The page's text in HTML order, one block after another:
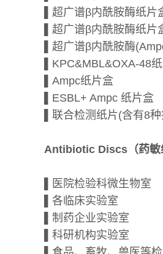
▌超广谱β内酰胺酶纸片
▌超广谱β内酰胺酶纸片
▌超广谱β内酰胺酶
▌KPC&MBL&OXA-48
▌Ampc纸片盒
▌ESBL+ Ampc 纸片盒
▌联合检测纸片(含有8
Antibiotic Discs（药敏
▌医院检验科微生物室
▌各临床实验室
▌制药企业实验室
▌科研机构实验室